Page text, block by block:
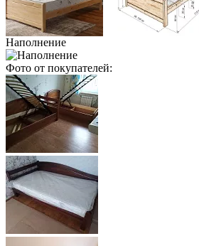
Наполнение
Фото от покупателей: